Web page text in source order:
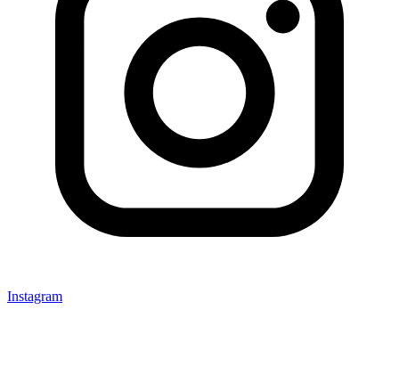
Instagram